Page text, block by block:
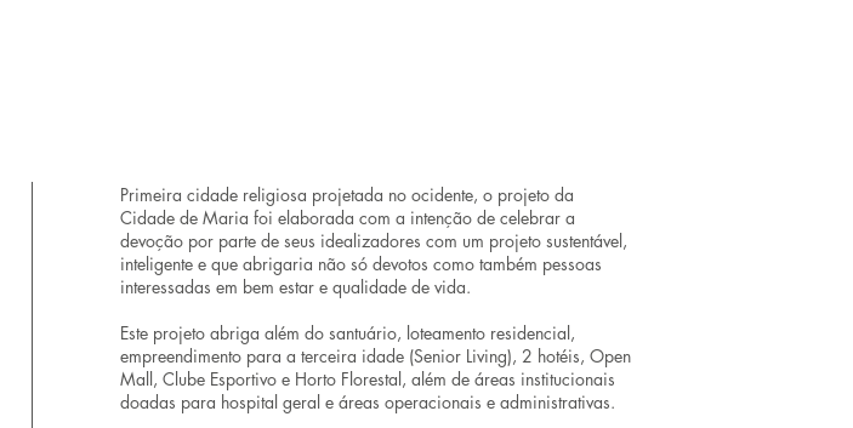
Primeira cidade religiosa projetada no ocidente, o projeto da
Cidade de Maria foi elaborada com a intenção de celebrar a
devoção por parte de seus idealizadores com um projeto sustentável,
inteligente e que abrigaria não só devotos como também pessoas
interessadas em bem estar e qualidade de vida.
Este projeto abriga além do santuário, loteamento residencial,
empreendimento para a terceira idade (Senior Living), 2 hotéis, Open
Mall, Clube Esportivo e Horto Florestal, além de áreas institucionais
doadas para hospital geral e áreas operacionais e administrativas.